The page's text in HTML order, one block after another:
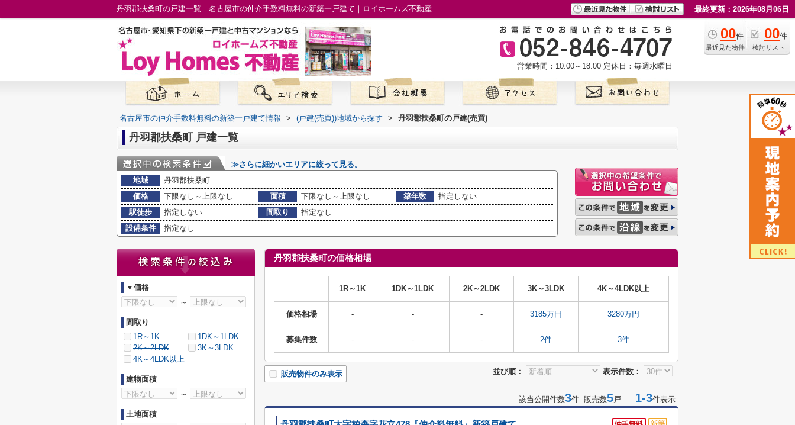
丹羽郡扶桑町の戸建一覧｜名古屋市の仲介手数料無料の新築一戸建て｜ロイホームズ不動産 最終更新：2026年08月06日
00件
最近見た物件
00件
検討リスト
営業時間：10:00～18:00 定休日：毎週水曜日
名古屋市の仲介手数料無料の新築一戸建て情報 > (戸建(売買))地域から探す > 丹羽郡扶桑町の戸建(売買)
丹羽郡扶桑町 戸建一覧
≫さらに細かいエリアに絞って見る。
地域
丹羽郡扶桑町
価格
下限なし～上限なし 面積 下限なし～上限なし 築年数
指定しない
駅徒歩
指定しない 間取り
指定なし
設備条件
指定なし
丹羽郡扶桑町の価格相場
1R～1K 1DK～1LDK 2K～2LDK 3K～3LDK 4K～4LDK以上
価格相場 - - - 3185万円 3280万円
募集件数 - - - 2件 3件
並び順： 表示件数：
販売物件のみ表示
該当公開件数3件 販売数5戸 1-3件表示
▼価格
～
間取り
1R～1K
1DK～1LDK
2K～2LDK
3K～3LDK
4K～4LDK以上
建物面積
～
土地面積